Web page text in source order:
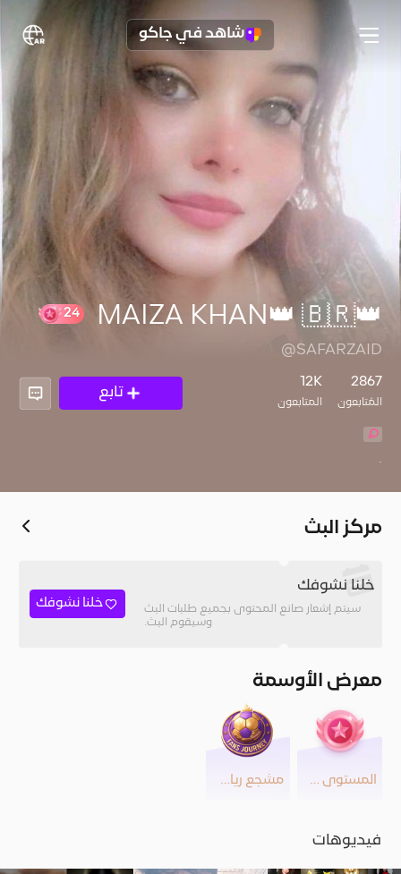
شاهد في جاكو
👑MAIZA KHAN👑 🇧🇷
@SAFARZAID
2867
المُتابعون
12K
المتابعون
تابع
.
مركز البث
خلنا نشوفك
سيتم إشعار صانع المحتوى بجميع طلبات البث
وسيقوم البث.
خلنا نشوفك
معرض الأوسمة
المستوى 24 مشجع رياضي
فيديوهات